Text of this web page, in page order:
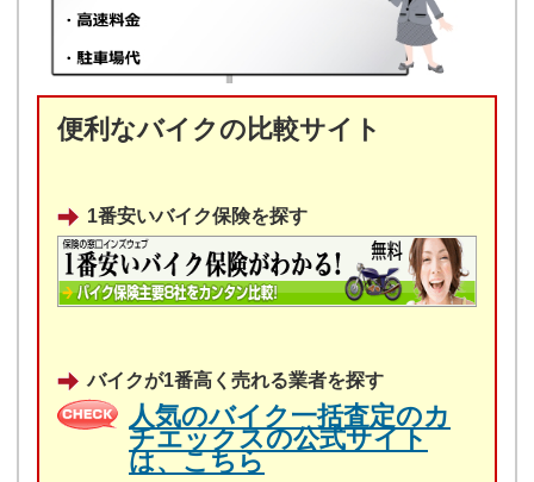
便利なバイクの比較サイト
1番安いバイク保険を探す
バイクが1番高く売れる業者を探す
人気のバイク一括査定のカ
チエックスの公式サイト
は、こちら